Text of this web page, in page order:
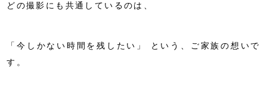
どの撮影にも共通しているのは、
「今しかない時間を残したい」
という、ご家族の想いで
す。